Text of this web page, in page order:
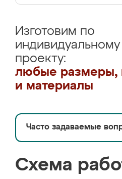
Изготовим по
индивидуальному
проекту:
любые размеры,
и материалы
Часто задаваемые
Схема